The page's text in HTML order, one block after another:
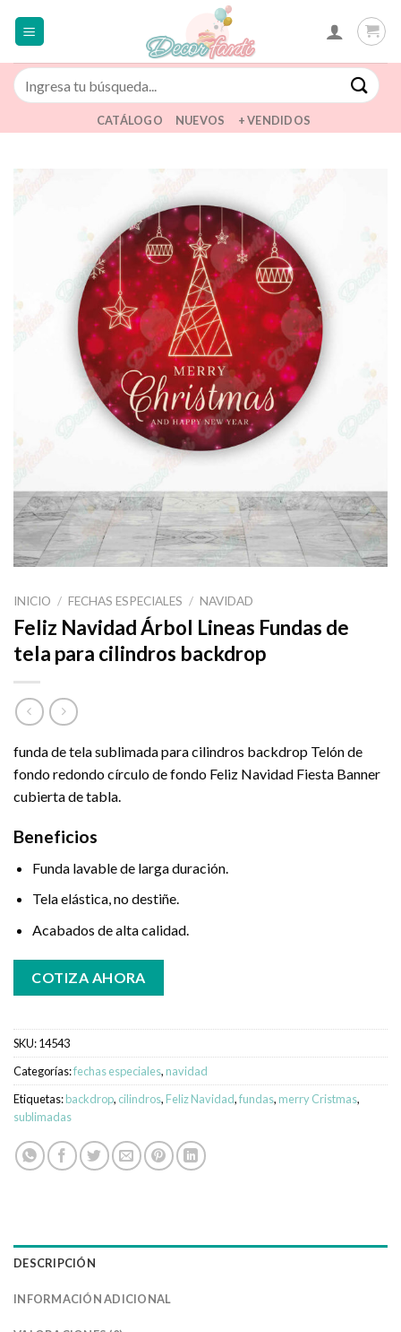
Buscar
por:
CATÁLOGO NUEVOS + VENDIDOS
INICIO / FECHAS ESPECIALES / NAVIDAD
Feliz Navidad Árbol Lineas Fundas de
tela para cilindros backdrop
funda de tela sublimada para cilindros backdrop Telón de
fondo redondo círculo de fondo Feliz Navidad Fiesta Banner
cubierta de tabla.
Beneficios
Funda lavable de larga duración.
Tela elástica, no destiñe.
Acabados de alta calidad.
COTIZA AHORA
SKU:14543
Categorías:fechas especiales, navidad
Etiquetas:backdrop, cilindros, Feliz Navidad,fundas, merry Cristmas,
sublimadas
DESCRIPCIÓN
INFORMACIÓN ADICIONAL